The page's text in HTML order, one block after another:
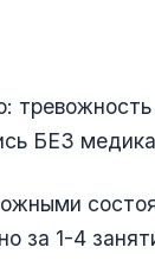
БЕЗ
за 1-4